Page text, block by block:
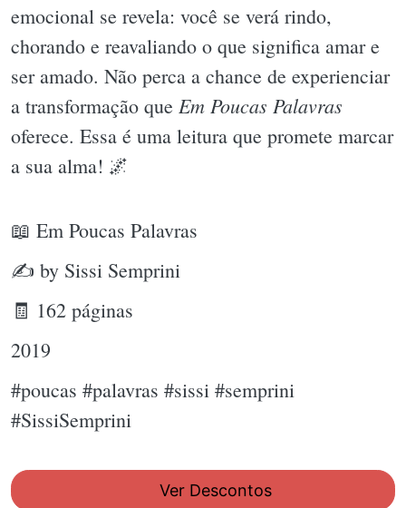
emocional se revela: você se verá rindo,
chorando e reavaliando o que significa amar e
ser amado. Não perca a chance de experienciar
a transformação que Em Poucas Palavras
oferece. Essa é uma leitura que promete marcar
a sua alma! 🌌
📖 Em Poucas Palavras
✍ by Sissi Semprini
🧾 162 páginas
2019
#poucas #palavras #sissi #semprini
#SissiSemprini
Ver Descontos